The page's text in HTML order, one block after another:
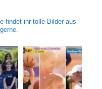
findet ihr tolle Bilder aus